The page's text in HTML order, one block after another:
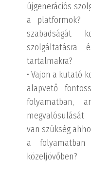
újgenerációs
a platformok?
szabadságát
szolgáltatásra
tartalmakra?
• Vajon a kutató
alapvető
folyamatban,
megvalósulását
van szükség
a
közeljövőben?